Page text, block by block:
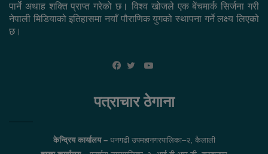
पार्ने अथाह शक्ति प्राप्त गरेको छ। विश्व खोजले एक बेंचमार्क सिर्जना गरी
नेपाली मिडियाको इतिहासमा नयाँ पौराणिक युगको स्थापना गर्ने लक्ष्य लिएको
छ।
YouTube
पत्राचार ठेगाना
केन्द्रिय कार्यालय –धनगढी उपमहानगरपालिका–२, कैलाली